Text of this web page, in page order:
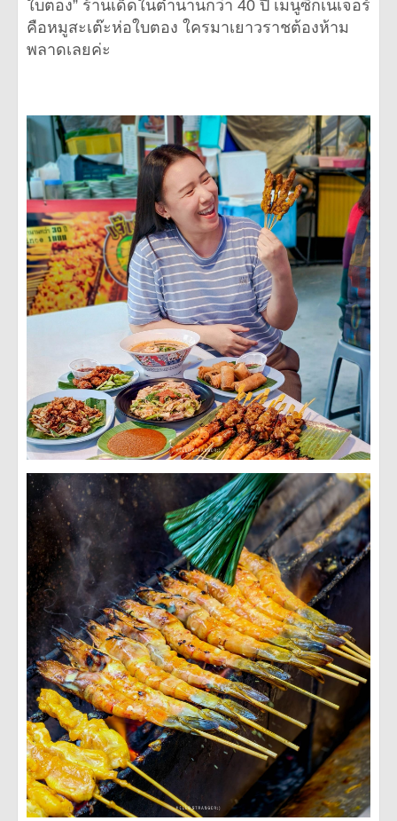
ใบตอง” ร้านเด็ดในตำนานกว่า 40 ปี เมนูซิกเนเจอร์
คือหมูสะเต๊ะห่อใบตอง ใครมาเยาวราชต้องห้าม
พลาดเลยค่ะ